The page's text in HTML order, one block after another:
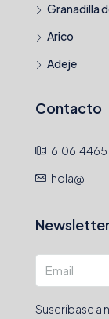
Granadilla
Arico
Adeje
Contacto
610614465
hola@
Newsletter
Suscríbase a